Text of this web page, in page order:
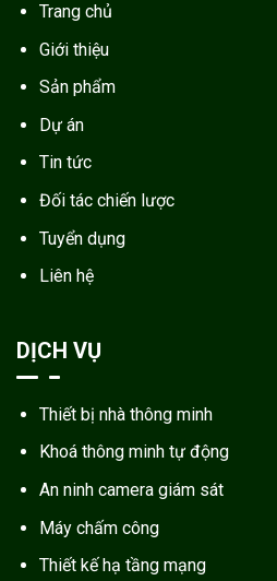
Trang chủ
Giới thiệu
Sản phẩm
Dự án
Tin tức
Đối tác chiến lược
Tuyển dụng
Liên hệ
DỊCH VỤ
Thiết bị nhà thông minh
Khoá thông minh tự động
An ninh camera giám sát
Máy chấm công
Thiết kế hạ tầng mạng